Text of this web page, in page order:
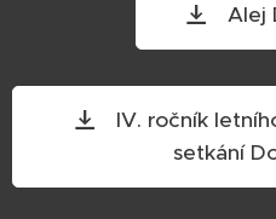
Alej
IV. ročník
setkání